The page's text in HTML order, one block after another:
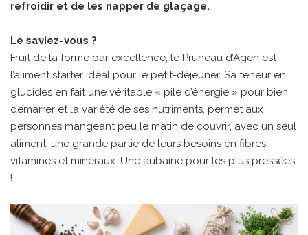
refroidir et de les napper de glaçage.
Le saviez-vous ?
Fruit de la forme par excellence, le Pruneau d’Agen est
l’aliment starter idéal pour le petit-déjeuner. Sa teneur en
glucides en fait une véritable « pile d’énergie » pour bien
démarrer et la variété de ses nutriments, permet aux
personnes mangeant peu le matin de couvrir, avec un seul
aliment, une grande partie de leurs besoins en fibres,
vitamines et minéraux. Une aubaine pour les plus pressées
!